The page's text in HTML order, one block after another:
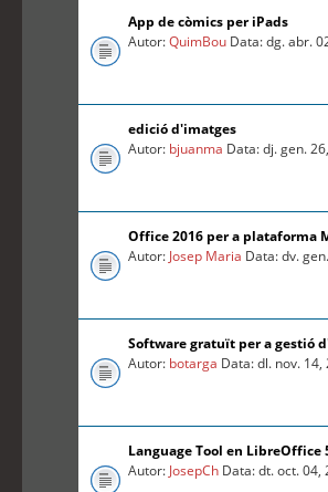
App de còmics per iPads
Autor:QuimBou Data: dg. abr.
edició d'imatges
Autor: bjuanma Data: dj. gen.
Office 2016 per a plataforma
Autor: Josep Maria Data: dv.
Software gratuït per a gestió
Autor: botarga Data: dl. nov.
Language Tool en LibreOffice
Autor: JosepCh Data: dt. oct. 04,